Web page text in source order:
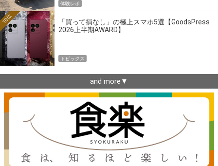
体験レポ
「買って損なし」の極上スマホ5選【GoodsPress
2026上半期AWARD】
10位
トピックス
and more▼